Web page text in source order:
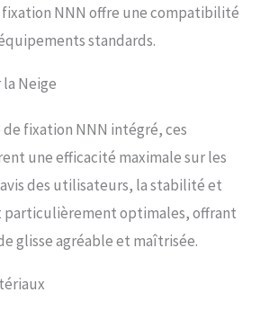
confortable. La languette de
de pénétrer dans la chaussure.
n'ont aucune chance.
fixation NNN offre une compatibilité
standards.
Neige
de fixation NNN intégré, ces
une efficacité maximale sur les
des utilisateurs, la stabilité et
particulièrement optimales, offrant
glisse agréable et maîtrisée.